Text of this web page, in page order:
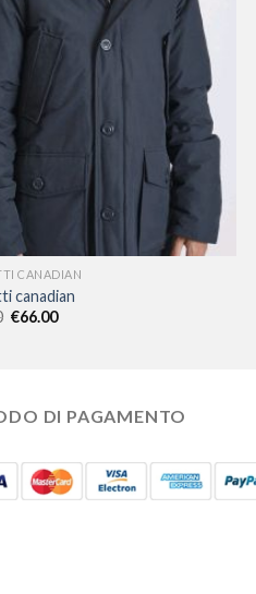
CANADIAN
canadian
€66.00
DI PAGAMENTO